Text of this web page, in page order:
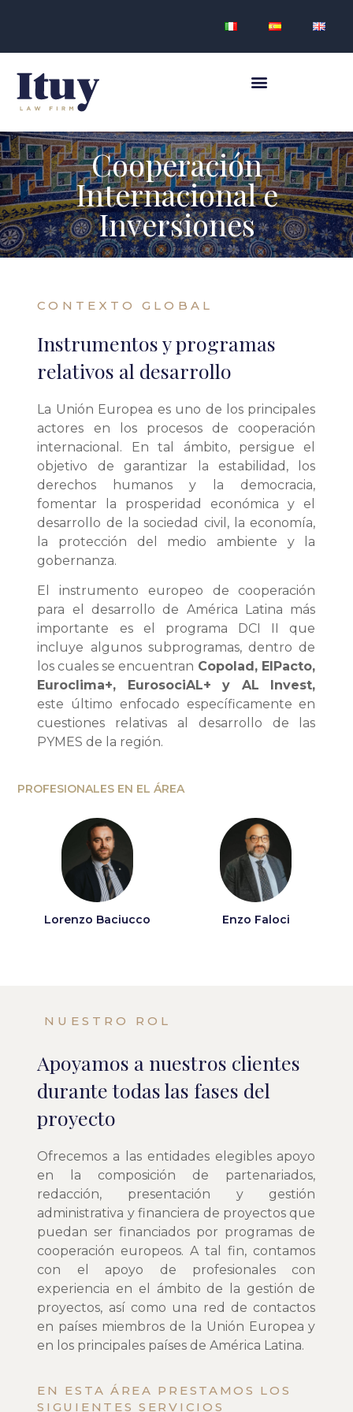
Cooperación
Internacional e
Inversiones
CONTEXTO GLOBAL
Instrumentos y programas
relativos al desarrollo
La Unión Europea es uno de los principales
actores en los procesos de cooperación
internacional. En tal ámbito, persigue el
objetivo de garantizar la estabilidad, los
derechos humanos y la democracia,
fomentar la prosperidad económica y el
desarrollo de la sociedad civil, la economía,
la protección del medio ambiente y la
gobernanza.
El instrumento europeo de cooperación
para el desarrollo de América Latina más
importante es el programa DCI II que
incluye algunos subprogramas, dentro de
los cuales se encuentran Copolad, ElPacto,
Euroclima+, EurosociAL+ y AL Invest,
este último enfocado específicamente en
cuestiones relativas al desarrollo de las
PYMES de la región.
PROFESIONALES EN EL ÁREA
Lorenzo Baciucco Enzo Faloci
NUESTRO ROL
Apoyamos a nuestros clientes
durante todas las fases del
proyecto
Ofrecemos a las entidades elegibles apoyo
en la composición de partenariados,
redacción, presentación y gestión
administrativa y financiera de proyectos que
puedan ser financiados por programas de
cooperación europeos. A tal fin, contamos
con el apoyo de profesionales con
experiencia en el ámbito de la gestión de
proyectos, así como una red de contactos
en países miembros de la Unión Europea y
en los principales países de América Latina.
EN ESTA ÁREA PRESTAMOS LOS
SIGUIENTES SERVICIOS